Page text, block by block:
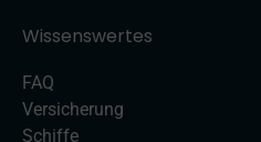
Wissenswertes
FAQ
Versicherung
Schiffe